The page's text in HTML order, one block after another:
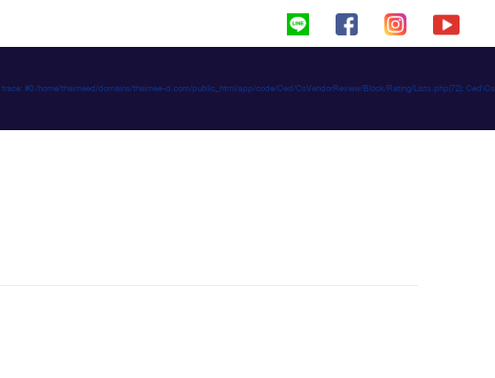
#0 /home/thaimeed/domains/thaimee-d.com/public_html/app/code/Ced/CsVendorReview/Block/Rating/Lists.php(72):